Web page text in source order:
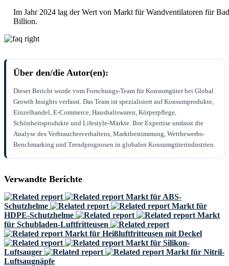
Im Jahr 2024 lag der Wert von Markt für Wandventilatoren für
Billion.
Über den/die Autor(en):
Dieser Bericht wurde vom Forschungs-Team für Konsumgüter bei Global
Growth Insights verfasst. Das Team ist spezialisiert auf Konsumprodukte,
Einzelhandel, E-Commerce, Haushaltswaren, Körperpflege,
Schönheitsprodukte und Lifestyle-Märkte. Ihre Expertise umfasst die
Analyse des Verbraucherverhaltens, Marktbestimmung, Wettbewerbs-
Benchmarking und Trendprognosen in globalen Konsumgüterindustrien.
Verwandte Berichte
Markt für ABS-
Schutzhelme
Markt für
HDPE-Schutzhelme
Markt
für Schubladen-Luftfritteusen
Markt für Heißluftfritteusen mit Deckel
Markt für Silikon-
Luftsauger
Markt für Nitril-
Luftsaugnäpfe